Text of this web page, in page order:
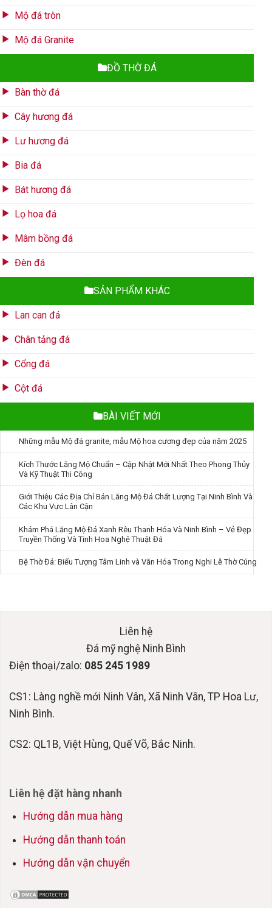
Mộ đá tròn
Mộ đá Granite
ĐỒ THỜ ĐÁ
Bàn thờ đá
Cây hương đá
Lư hương đá
Bia đá
Bát hương đá
Lọ hoa đá
Mâm bồng đá
Đèn đá
SẢN PHẨM KHÁC
Lan can đá
Chân tảng đá
Cổng đá
Cột đá
BÀI VIẾT MỚI
Những mẫu Mộ đá granite, mẫu Mộ hoa cương đẹp của năm 2025
Kích Thước Lăng Mộ Chuẩn – Cập Nhật Mới Nhất Theo Phong Thủy
Và Kỹ Thuật Thi Công
Giới Thiệu Các Địa Chỉ Bán Lăng Mộ Đá Chất Lượng Tại Ninh Bình Và
Các Khu Vực Lân Cận
Khám Phá Lăng Mộ Đá Xanh Rêu Thanh Hóa Và Ninh Bình – Vẻ Đẹp
Truyền Thống Và Tinh Hoa Nghệ Thuật Đá
Bệ Thờ Đá: Biểu Tượng Tâm Linh và Văn Hóa Trong Nghi Lễ Thờ Cúng
Liên hệ
Đá mỹ nghệ Ninh Bình
Điện thoại/zalo: 085 245 1989
CS1: Làng nghề mới Ninh Vân, Xã Ninh Vân, TP Hoa Lư,
Ninh Bình.
CS2: QL1B, Việt Hùng, Quế Võ, Bắc Ninh.
Liên hệ đặt hàng nhanh
Hướng dẫn mua hàng
Hướng dẫn thanh toán
Hướng dẫn vận chuyển